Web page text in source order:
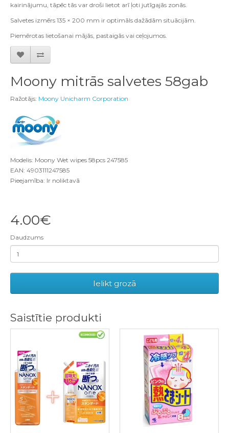
kairinājumu, tāpēc tās var droši lietot arī ļoti jutīgajās zonās.
Salvetes izmērs 135 × 200 mm ir optimāls dažādām situācijām.
Piemērotas lietošanai mājās, pastaigās vai ceļojumos.
Moony mitrās salvetes 58gab
Ražotājs: Moony Unicharm Corporation
Modelis: Moony Wet wipes 58pcs 247585
EAN: 4903111247585
Pieejamība: Ir noliktavā
4.00€
Daudzums
Ielikt grozā
Saistītie produkti